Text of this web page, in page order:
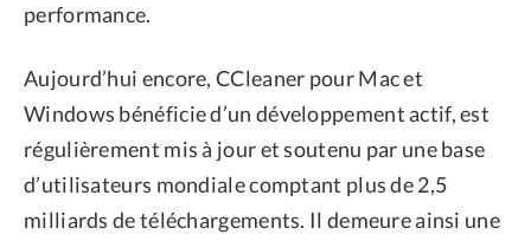
performance.
Aujourd’hui encore, CCleaner pour Mac et
Windows bénéficie d’un développement actif, est
régulièrement mis à jour et soutenu par une base
d’utilisateurs mondiale comptant plus de 2,5
milliards de téléchargements. Il demeure ainsi une